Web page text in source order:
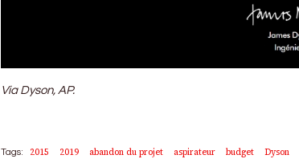
Via Dyson, AP.
Tags: 2015 2019 abandon du projet aspirateur budget Dyson